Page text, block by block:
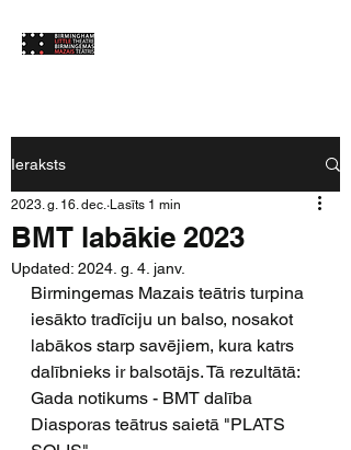
Ieraksts
BMT labākie 2023
2023. g. 16. dec. Lasīts 1 min
Updated: 2024. g. 4. janv.
Birmingemas Mazais teātris turpina
iesākto tradīciju un balso, nosakot
labākos starp savējiem, kura katrs
dalībnieks ir balsotājs. Tā rezultātā:
Gada notikums - BMT dalība
Diasporas teātrus saietā "PLATS